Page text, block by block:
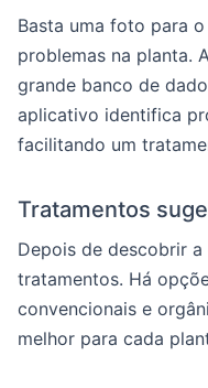
Basta uma foto para o
problemas na planta.
grande banco de
aplicativo identifica
facilitando um
Tratamentos
Depois de descobrir
tratamentos. Há
convencionais e
melhor para cada